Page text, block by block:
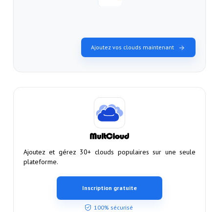
Ajoutez vos clouds maintenant
Ajoutez et gérez 30+ clouds populaires sur une seule
plateforme.
Inscription gratuite
100% sécurisé